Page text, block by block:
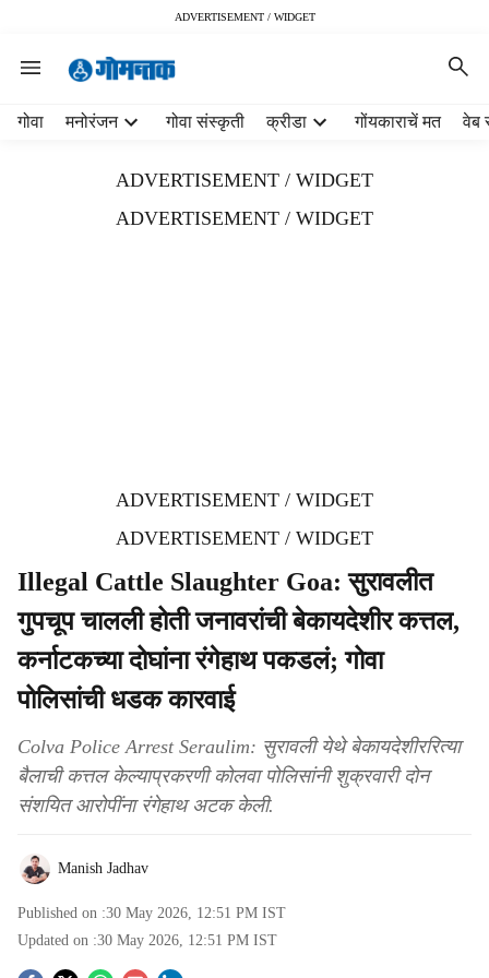
ADVERTISEMENT / WIDGET
गोवा मनोरंजन गोवा संस्कृती क्रीडा गोंयकाराचें मत वेब
ADVERTISEMENT / WIDGET
ADVERTISEMENT / WIDGET
ADVERTISEMENT / WIDGET
ADVERTISEMENT / WIDGET
Illegal Cattle Slaughter Goa: सुरावलीत
गुपचूप चालली होती जनावरांची बेकायदेशीर कत्तल,
कर्नाटकच्या दोघांना रंगेहाथ पकडलं; गोवा
पोलिसांची धडक कारवाई
Colva Police Arrest Seraulim: सुरावली येथे बेकायदेशीररित्या
बैलाची कत्तल केल्याप्रकरणी कोलवा पोलिसांनी शुक्रवारी दोन
संशयित आरोपींना रंगेहाथ अटक केली.
Manish Jadhav
Published on :30 May 2026, 12:51 PM IST
Updated on :30 May 2026, 12:51 PM IST